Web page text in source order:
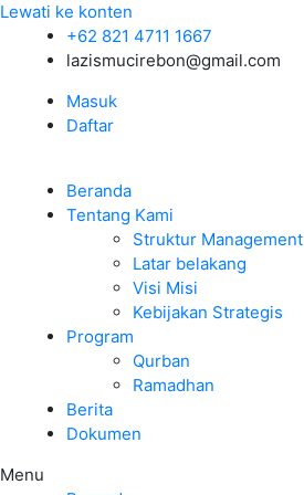
Lewati ke konten
+62 821 4711 1667
lazismucirebon@gmail.com
Masuk
Daftar
Beranda
Tentang Kami
Struktur Management
Latar belakang
Visi Misi
Kebijakan Strategis
Program
Qurban
Ramadhan
Berita
Dokumen
Menu